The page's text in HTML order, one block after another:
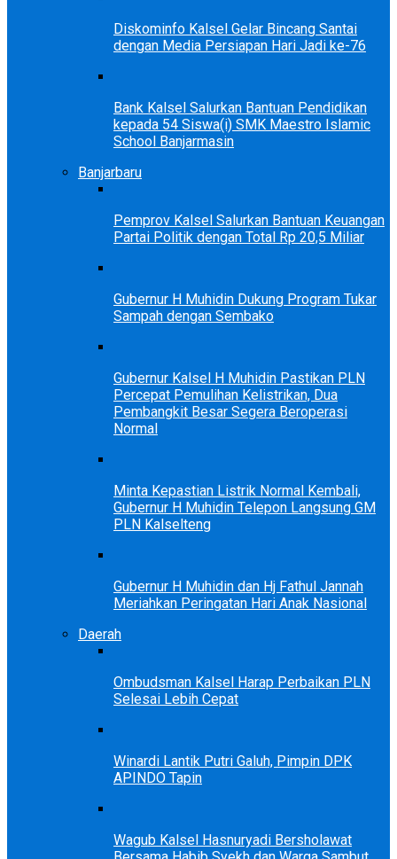
Diskominfo Kalsel Gelar Bincang Santai
dengan Media Persiapan Hari Jadi ke-76
Bank Kalsel Salurkan Bantuan Pendidikan
kepada 54 Siswa(i) SMK Maestro Islamic
School Banjarmasin
Banjarbaru
Pemprov Kalsel Salurkan Bantuan Keuangan
Partai Politik dengan Total Rp 20,5 Miliar
Gubernur H Muhidin Dukung Program Tukar
Sampah dengan Sembako
Gubernur Kalsel H Muhidin Pastikan PLN
Percepat Pemulihan Kelistrikan, Dua
Pembangkit Besar Segera Beroperasi
Normal
Minta Kepastian Listrik Normal Kembali,
Gubernur H Muhidin Telepon Langsung GM
PLN Kalselteng
Gubernur H Muhidin dan Hj Fathul Jannah
Meriahkan Peringatan Hari Anak Nasional
Daerah
Ombudsman Kalsel Harap Perbaikan PLN
Selesai Lebih Cepat
Winardi Lantik Putri Galuh, Pimpin DPK
APINDO Tapin
Wagub Kalsel Hasnuryadi Bersholawat